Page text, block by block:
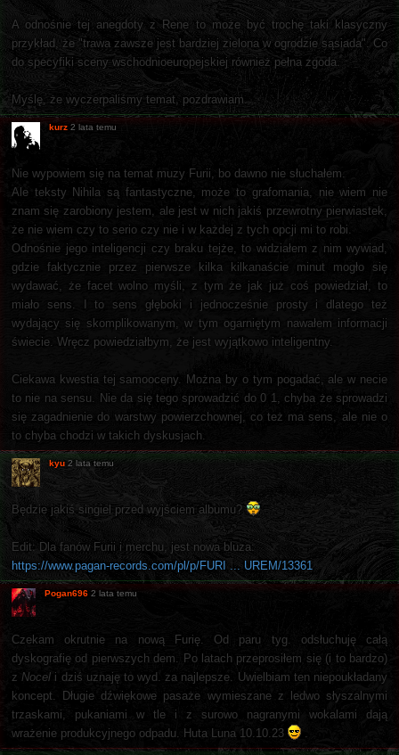
A odnośnie tej anegdoty z Rene to może być trochę taki klasyczny
przykład, że "trawa zawsze jest bardziej zielona w ogrodzie sąsiada". Co
do specyfiki sceny wschodnioeuropejskiej również pełna zgoda.
Myślę, że wyczerpaliśmy temat, pozdrawiam.
kurz 2 lata temu
Nie wypowiem się na temat muzy Furii, bo dawno nie słuchałem.
Ale teksty Nihila są fantastyczne, może to grafomania, nie wiem nie
znam się zarobiony jestem, ale jest w nich jakiś przewrotny pierwiastek,
że nie wiem czy to serio czy nie i w każdej z tych opcji mi to robi.
Odnośnie jego inteligencji czy braku tejże, to widziałem z nim wywiad,
gdzie faktycznie przez pierwsze kilka kilkanaście minut mogło się
wydawać, że facet wolno myśli, z tym że jak już coś powiedział, to
miało sens. I to sens głęboki i jednocześnie prosty i dlatego też
wydający się skomplikowanym, w tym ogarniętym nawałem informacji
świecie. Wręcz powiedziałbym, że jest wyjątkowo inteligentny.
Ciekawa kwestia tej samooceny. Można by o tym pogadać, ale w necie
to nie na sensu. Nie da się tego sprowadzić do 0 1, chyba że sprowadzi
się zagadnienie do warstwy powierzchownej, co też ma sens, ale nie o
to chyba chodzi w takich dyskusjach.
kyu 2 lata temu
Będzie jakiś singiel przed wyjściem albumu?
Edit: Dla fanów Furii i merchu, jest nowa bluza:
https://www.pagan-records.com/pl/p/FURI ... UREM/13361
Pogan696 2 lata temu
Czekam okrutnie na nową Furię. Od paru tyg. odsłuchuję całą
dyskografię od pierwszych dem. Po latach przeprosiłem się (i to bardzo)
zNocel i dziś uznaję to wyd. za najlepsze. Uwielbiam ten niepoukładany
koncept. Długie dźwiękowe pasaże wymieszane z ledwo słyszalnymi
trzaskami, pukaniami w tle i z surowo nagranymi wokalami dają
wrażenie produkcyjnego odpadu. Huta Luna 10.10.23
.